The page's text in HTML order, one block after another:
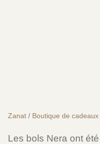
Zanat / Boutique de cadeaux
Les bols Nera ont été